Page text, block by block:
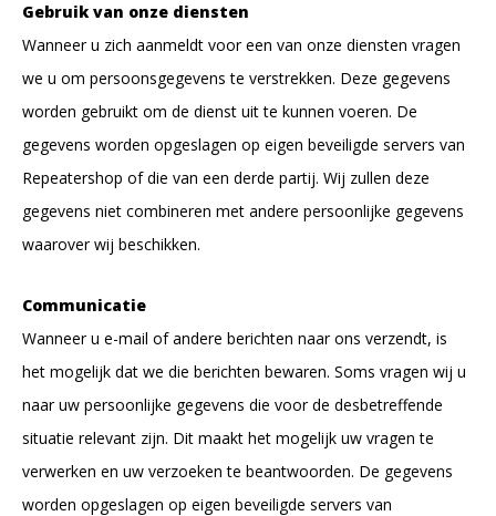
Gebruik van onze diensten
Wanneer u zich aanmeldt voor een van onze diensten vragen
we u om persoonsgegevens te verstrekken. Deze gegevens
worden gebruikt om de dienst uit te kunnen voeren. De
gegevens worden opgeslagen op eigen beveiligde servers van
Repeatershop of die van een derde partij. Wij zullen deze
gegevens niet combineren met andere persoonlijke gegevens
waarover wij beschikken.
Communicatie
Wanneer u e-mail of andere berichten naar ons verzendt, is
het mogelijk dat we die berichten bewaren. Soms vragen wij u
naar uw persoonlijke gegevens die voor de desbetreffende
situatie relevant zijn. Dit maakt het mogelijk uw vragen te
verwerken en uw verzoeken te beantwoorden. De gegevens
worden opgeslagen op eigen beveiligde servers van